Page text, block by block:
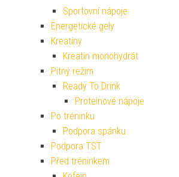
Sportovní nápoje
Energetické gely
Kreatiny
Kreatin monohydrát
Pitný režim
Ready To Drink
Proteinové nápoje
Po tréninku
Podpora spánku
Podpora TST
Před tréninkem